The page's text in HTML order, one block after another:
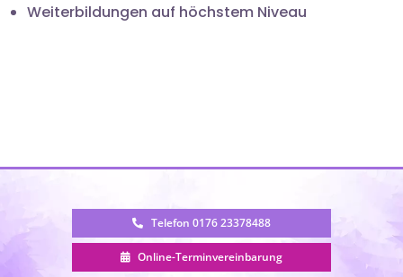
Weiterbildungen auf höchstem Niveau
Telefon 0176 23378488
Online-Terminvereinbarung